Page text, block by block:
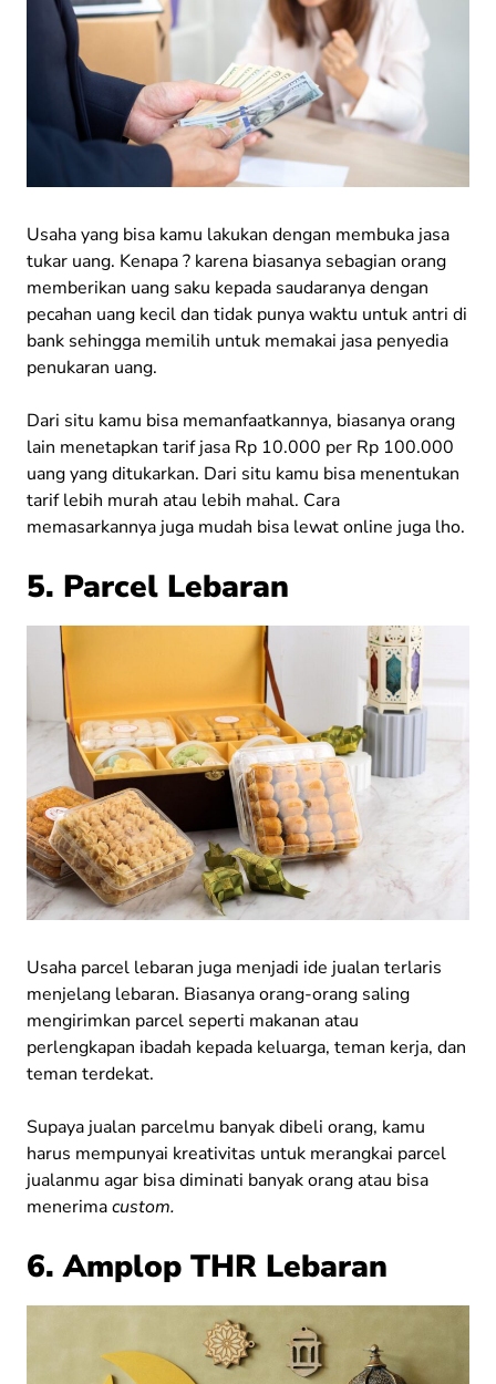
Usaha yang bisa kamu lakukan dengan membuka jasa
tukar uang. Kenapa ? karena biasanya sebagian orang
memberikan uang saku kepada saudaranya dengan
pecahan uang kecil dan tidak punya waktu untuk antri di
bank sehingga memilih untuk memakai jasa penyedia
penukaran uang.
Dari situ kamu bisa memanfaatkannya, biasanya orang
lain menetapkan tarif jasa Rp 10.000 per Rp 100.000
uang yang ditukarkan. Dari situ kamu bisa menentukan
tarif lebih murah atau lebih mahal. Cara
memasarkannya juga mudah bisa lewat online juga lho.
5. Parcel Lebaran
Usaha parcel lebaran juga menjadi ide jualan terlaris
menjelang lebaran. Biasanya orang-orang saling
mengirimkan parcel seperti makanan atau
perlengkapan ibadah kepada keluarga, teman kerja, dan
teman terdekat.
Supaya jualan parcelmu banyak dibeli orang, kamu
harus mempunyai kreativitas untuk merangkai parcel
jualanmu agar bisa diminati banyak orang atau bisa
menerimacustom.
6. Amplop THR Lebaran